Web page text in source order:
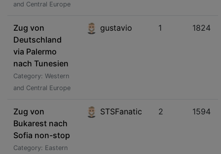
and Central Europe
Zug von
Deutschland
via Palermo
nach Tunesien
Category: Western
and Central Europe
gustavio 1 1824
Zug von
Bukarest nach
Sofia non-stop
Category: Eastern
STSFanatic 2 1594